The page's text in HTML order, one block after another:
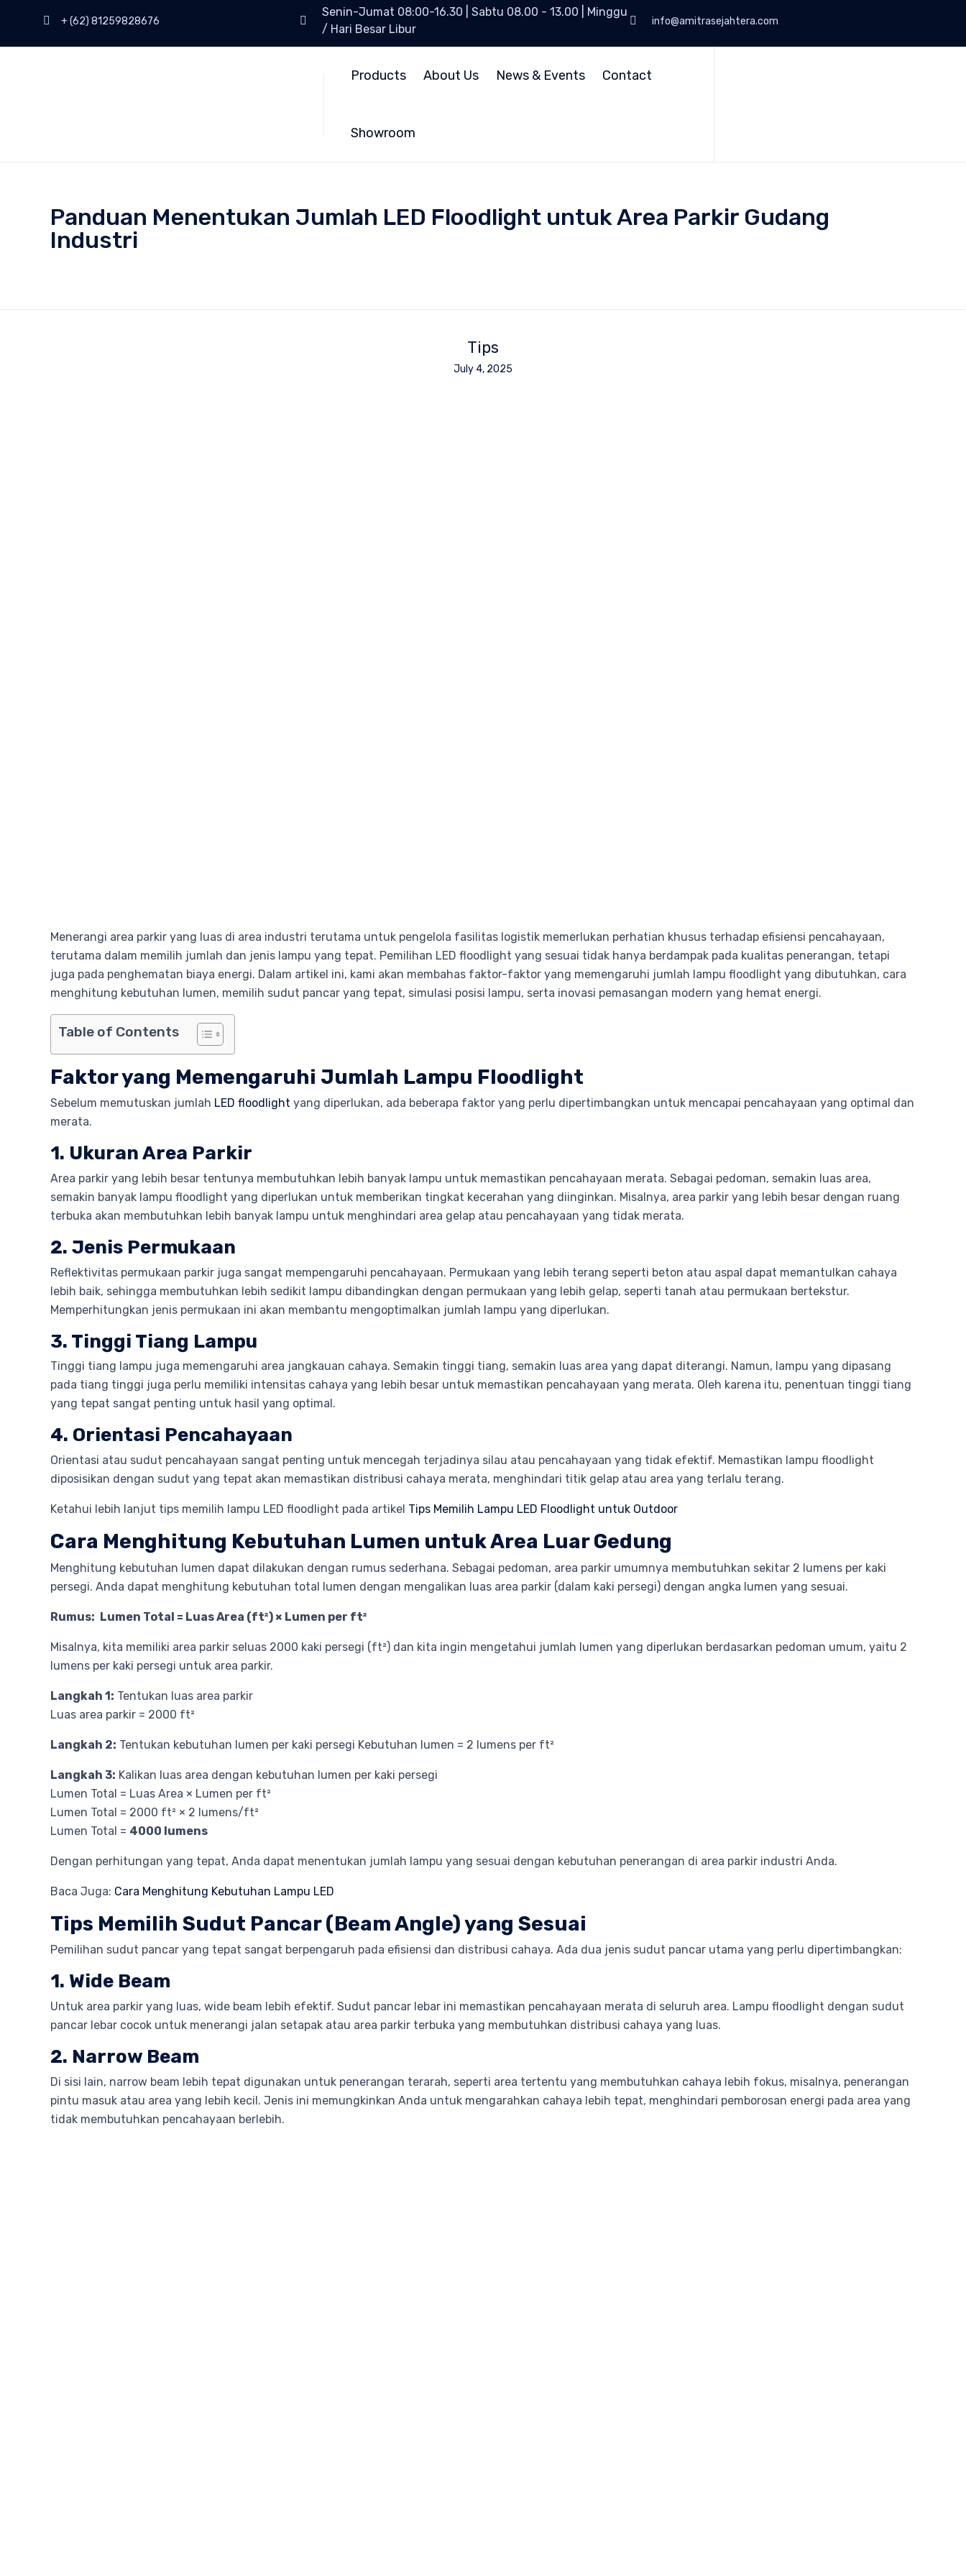
+ (62) 81259828676
Senin-Jumat 08:00-16.30 | Sabtu 08.00 - 13.00 | Minggu
/ Hari Besar Libur
info@amitrasejahtera.com
Products About Us News & Events Contact
Showroom
Panduan Menentukan Jumlah LED Floodlight untuk Area Parkir Gudang
Industri
Tips
July 4, 2025
Menerangi area parkir yang luas di area industri terutama untuk pengelola fasilitas logistik memerlukan perhatian khusus terhadap efisiensi pencahayaan,
terutama dalam memilih jumlah dan jenis lampu yang tepat. Pemilihan LED floodlight yang sesuai tidak hanya berdampak pada kualitas penerangan, tetapi
juga pada penghematan biaya energi. Dalam artikel ini, kami akan membahas faktor-faktor yang memengaruhi jumlah lampu floodlight yang dibutuhkan, cara
menghitung kebutuhan lumen, memilih sudut pancar yang tepat, simulasi posisi lampu, serta inovasi pemasangan modern yang hemat energi.
Table of Contents
Faktor yang Memengaruhi Jumlah Lampu Floodlight
Sebelum memutuskan jumlah LED floodlight yang diperlukan, ada beberapa faktor yang perlu dipertimbangkan untuk mencapai pencahayaan yang optimal dan
merata.
1. Ukuran Area Parkir
Area parkir yang lebih besar tentunya membutuhkan lebih banyak lampu untuk memastikan pencahayaan merata. Sebagai pedoman, semakin luas area,
semakin banyak lampu floodlight yang diperlukan untuk memberikan tingkat kecerahan yang diinginkan. Misalnya, area parkir yang lebih besar dengan ruang
terbuka akan membutuhkan lebih banyak lampu untuk menghindari area gelap atau pencahayaan yang tidak merata.
2. Jenis Permukaan
Reflektivitas permukaan parkir juga sangat mempengaruhi pencahayaan. Permukaan yang lebih terang seperti beton atau aspal dapat memantulkan cahaya
lebih baik, sehingga membutuhkan lebih sedikit lampu dibandingkan dengan permukaan yang lebih gelap, seperti tanah atau permukaan bertekstur.
Memperhitungkan jenis permukaan ini akan membantu mengoptimalkan jumlah lampu yang diperlukan.
3. Tinggi Tiang Lampu
Tinggi tiang lampu juga memengaruhi area jangkauan cahaya. Semakin tinggi tiang, semakin luas area yang dapat diterangi. Namun, lampu yang dipasang
pada tiang tinggi juga perlu memiliki intensitas cahaya yang lebih besar untuk memastikan pencahayaan yang merata. Oleh karena itu, penentuan tinggi tiang
yang tepat sangat penting untuk hasil yang optimal.
4. Orientasi Pencahayaan
Orientasi atau sudut pencahayaan sangat penting untuk mencegah terjadinya silau atau pencahayaan yang tidak efektif. Memastikan lampu floodlight
diposisikan dengan sudut yang tepat akan memastikan distribusi cahaya merata, menghindari titik gelap atau area yang terlalu terang.
Ketahui lebih lanjut tips memilih lampu LED floodlight pada artikel Tips Memilih Lampu LED Floodlight untuk Outdoor
Cara Menghitung Kebutuhan Lumen untuk Area Luar Gedung
Menghitung kebutuhan lumen dapat dilakukan dengan rumus sederhana. Sebagai pedoman, area parkir umumnya membutuhkan sekitar 2 lumens per kaki
persegi. Anda dapat menghitung kebutuhan total lumen dengan mengalikan luas area parkir (dalam kaki persegi) dengan angka lumen yang sesuai.
Rumus: Lumen Total = Luas Area (ft²) × Lumen per ft²
Misalnya, kita memiliki area parkir seluas 2000 kaki persegi (ft²) dan kita ingin mengetahui jumlah lumen yang diperlukan berdasarkan pedoman umum, yaitu 2
lumens per kaki persegi untuk area parkir.
Langkah 1: Tentukan luas area parkir
Luas area parkir = 2000 ft²
Langkah 2: Tentukan kebutuhan lumen per kaki persegi Kebutuhan lumen = 2 lumens per ft²
Langkah 3: Kalikan luas area dengan kebutuhan lumen per kaki persegi
Lumen Total = Luas Area × Lumen per ft²
Lumen Total = 2000 ft² × 2 lumens/ft²
Lumen Total = 4000 lumens
Dengan perhitungan yang tepat, Anda dapat menentukan jumlah lampu yang sesuai dengan kebutuhan penerangan di area parkir industri Anda.
Baca Juga: Cara Menghitung Kebutuhan Lampu LED
Tips Memilih Sudut Pancar (Beam Angle) yang Sesuai
Pemilihan sudut pancar yang tepat sangat berpengaruh pada efisiensi dan distribusi cahaya. Ada dua jenis sudut pancar utama yang perlu dipertimbangkan:
1. Wide Beam
Untuk area parkir yang luas, wide beam lebih efektif. Sudut pancar lebar ini memastikan pencahayaan merata di seluruh area. Lampu floodlight dengan sudut
pancar lebar cocok untuk menerangi jalan setapak atau area parkir terbuka yang membutuhkan distribusi cahaya yang luas.
2. Narrow Beam
Di sisi lain, narrow beam lebih tepat digunakan untuk penerangan terarah, seperti area tertentu yang membutuhkan cahaya lebih fokus, misalnya, penerangan
pintu masuk atau area yang lebih kecil. Jenis ini memungkinkan Anda untuk mengarahkan cahaya lebih tepat, menghindari pemborosan energi pada area yang
tidak membutuhkan pencahayaan berlebih.